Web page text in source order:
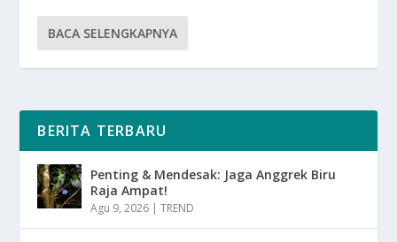
BACA SELENGKAPNYA
BERITA TERBARU
Penting & Mendesak: Jaga Anggrek Biru
Raja Ampat!
Agu 9, 2026 |TREND